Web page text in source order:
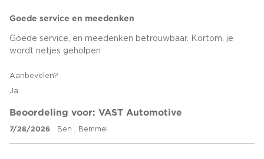
Goede service en meedenken
Goede service, en meedenken betrouwbaar. Kortom, je
wordt netjes geholpen
Aanbevelen?
Ja
Beoordeling voor: VAST Automotive
7/28/2026 Ben , Bemmel